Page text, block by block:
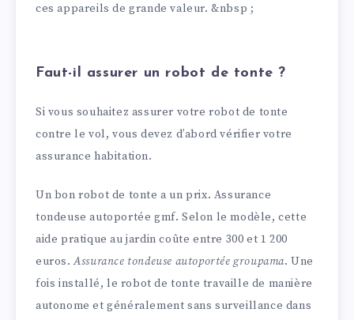
ces appareils de grande valeur. &nbsp ;
Faut-il assurer un robot de tonte ?
Si vous souhaitez assurer votre robot de tonte
contre le vol, vous devez d’abord vérifier votre
assurance habitation.
Un bon robot de tonte a un prix. Assurance
tondeuse autoportée gmf. Selon le modèle, cette
aide pratique au jardin coûte entre 300 et 1 200
euros.Assurance tondeuse autoportée groupama. Une
fois installé, le robot de tonte travaille de manière
autonome et généralement sans surveillance dans